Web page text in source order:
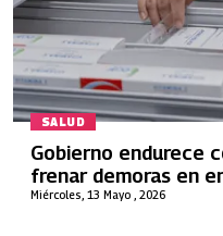
SALUD
Miércoles, 13 Mayo , 2026
Gobierno endurece
frenar demoras en